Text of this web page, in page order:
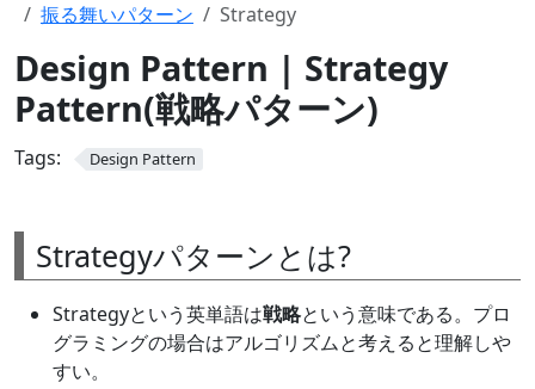
振る舞いパターン
Strategy
Design Pattern | Strategy
Pattern(戦略パターン)
Tags: Design Pattern
Strategyパターンとは?
Strategyという英単語は戦略という意味である。プロ
グラミングの場合はアルゴリズムと考えると理解しや
すい。